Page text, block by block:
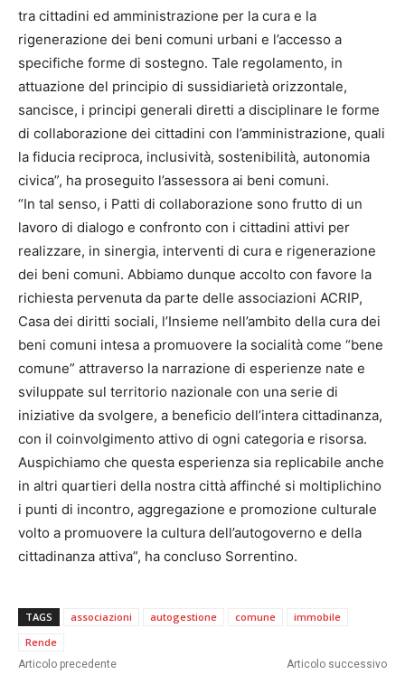
tra cittadini ed amministrazione per la cura e la
rigenerazione dei beni comuni urbani e l’accesso a
specifiche forme di sostegno. Tale regolamento, in
attuazione del principio di sussidiarietà orizzontale,
sancisce, i principi generali diretti a disciplinare le forme
di collaborazione dei cittadini con l’amministrazione, quali
la fiducia reciproca, inclusività, sostenibilità, autonomia
civica”, ha proseguito l’assessora ai beni comuni.
“In tal senso, i Patti di collaborazione sono frutto di un
lavoro di dialogo e confronto con i cittadini attivi per
realizzare, in sinergia, interventi di cura e rigenerazione
dei beni comuni. Abbiamo dunque accolto con favore la
richiesta pervenuta da parte delle associazioni ACRIP,
Casa dei diritti sociali, l’Insieme nell’ambito della cura dei
beni comuni intesa a promuovere la socialità come “bene
comune” attraverso la narrazione di esperienze nate e
sviluppate sul territorio nazionale con una serie di
iniziative da svolgere, a beneficio dell’intera cittadinanza,
con il coinvolgimento attivo di ogni categoria e risorsa.
Auspichiamo che questa esperienza sia replicabile anche
in altri quartieri della nostra città affinché si moltiplichino
i punti di incontro, aggregazione e promozione culturale
volto a promuovere la cultura dell’autogoverno e della
cittadinanza attiva”, ha concluso Sorrentino.
TAGS associazioni autogestione comune
immobile
Rende
Articolo precedente Articolo successivo